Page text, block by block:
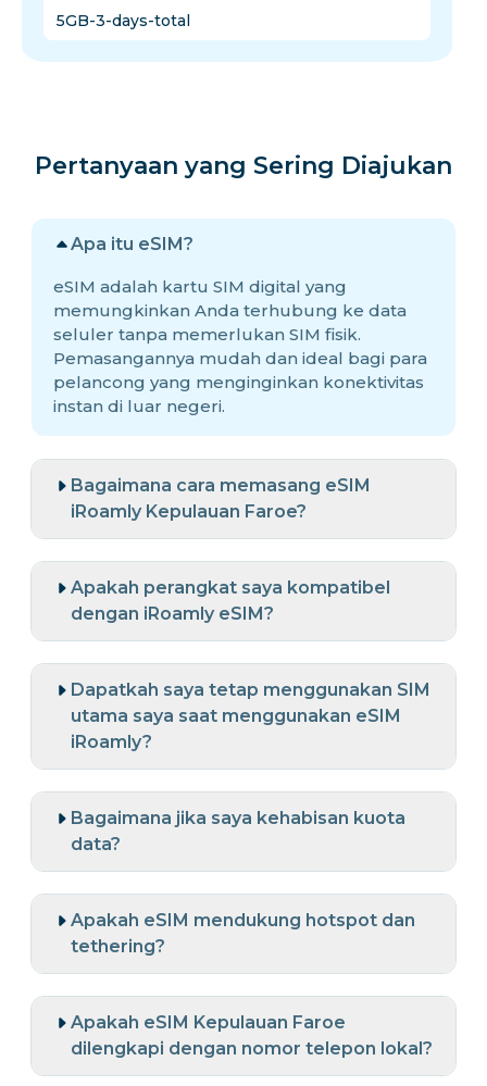
5GB-3-days-total
Pertanyaan yang Sering Diajukan
Apa itu eSIM?
eSIM adalah kartu SIM digital yang
memungkinkan Anda terhubung ke data
seluler tanpa memerlukan SIM fisik.
Pemasangannya mudah dan ideal bagi para
pelancong yang menginginkan konektivitas
instan di luar negeri.
Bagaimana cara memasang eSIM
iRoamly Kepulauan Faroe?
Apakah perangkat saya kompatibel
dengan iRoamly eSIM?
Dapatkah saya tetap menggunakan SIM
utama saya saat menggunakan eSIM
iRoamly?
Bagaimana jika saya kehabisan kuota
data?
Apakah eSIM mendukung hotspot dan
tethering?
Apakah eSIM Kepulauan Faroe
dilengkapi dengan nomor telepon lokal?